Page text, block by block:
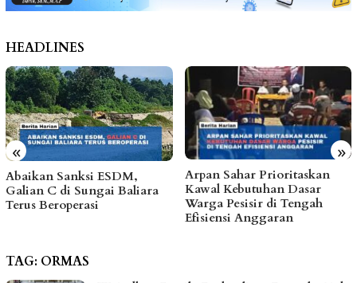
HEADLINES
« »
Arpan Sahar Prioritaskan
Kawal Kebutuhan Dasar
Warga Pesisir di Tengah
Fhatia Serap Aspirasi Warga
hingga Bantu Fasilitas
Tempat Ibadah Pakai Dana
Pribadi
TAG: ORMAS